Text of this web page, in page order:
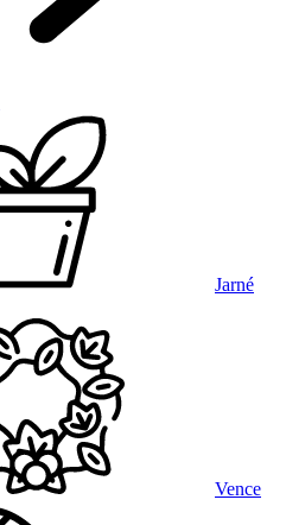
Jarné
Vence